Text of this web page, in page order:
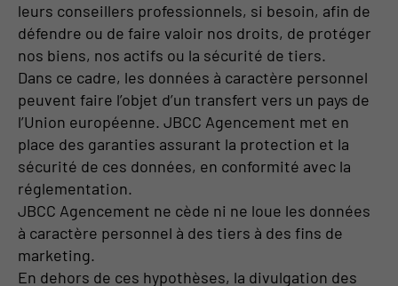
leurs conseillers professionnels, si besoin, afin de
défendre ou de faire valoir nos droits, de protéger
nos biens, nos actifs ou la sécurité de tiers.
Dans ce cadre, les données à caractère personnel
peuvent faire l’objet d’un transfert vers un pays de
l’Union européenne. JBCC Agencement met en
place des garanties assurant la protection et la
sécurité de ces données, en conformité avec la
réglementation.
JBCC Agencement ne cède ni ne loue les données
à caractère personnel à des tiers à des fins de
marketing.
En dehors de ces hypothèses, la divulgation des